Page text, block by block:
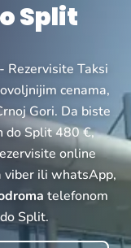
Split
Rezervisite Taksi
cenama,
Gori. Da biste
do Split 480 €,
online
viber ili whatsApp,
telefonom
Split.